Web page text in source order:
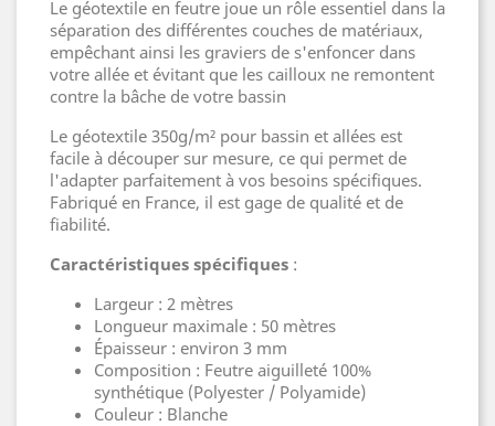
Le géotextile en feutre joue un rôle essentiel dans la
séparation des différentes couches de matériaux,
empêchant ainsi les graviers de s'enfoncer dans
votre allée et évitant que les cailloux ne remontent
contre la bâche de votre bassin
Le géotextile 350g/m² pour bassin et allées est
facile à découper sur mesure, ce qui permet de
l'adapter parfaitement à vos besoins spécifiques.
Fabriqué en France, il est gage de qualité et de
fiabilité.
Caractéristiques spécifiques :
Largeur : 2 mètres
Longueur maximale : 50 mètres
Épaisseur : environ 3 mm
Composition : Feutre aiguilleté 100%
synthétique (Polyester / Polyamide)
Couleur : Blanche